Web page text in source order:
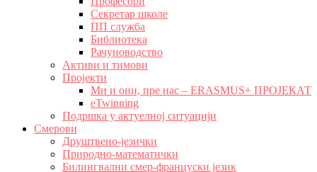
Секретар школе
ПП служба
Библиотека
Рачуноводство
Активи и тимови
Пројекти
Ми и они, пре нас – ERASMUS+ ПРОЈЕКАТ
eTwinning
Подршка у актуелној ситуацији
Смерови
Друштвено-језички
Природно-математички
Билингвални смер-француски језик